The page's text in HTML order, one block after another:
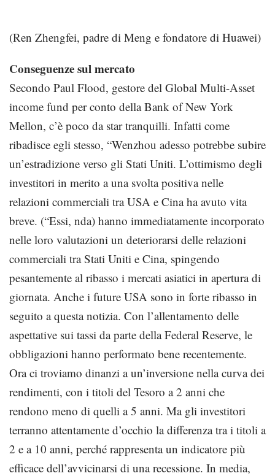
(Ren Zhengfei, padre di Meng e fondatore di Huawei)
Conseguenze sul mercato
Secondo Paul Flood, gestore del Global Multi-Asset
income fund per conto della Bank of New York
Mellon, c’è poco da star tranquilli. Infatti come
ribadisce egli stesso, “Wenzhou adesso potrebbe subire
un’estradizione verso gli Stati Uniti. L’ottimismo degli
investitori in merito a una svolta positiva nelle
relazioni commerciali tra USA e Cina ha avuto vita
breve. (“Essi, nda) hanno immediatamente incorporato
nelle loro valutazioni un deteriorarsi delle relazioni
commerciali tra Stati Uniti e Cina, spingendo
pesantemente al ribasso i mercati asiatici in apertura di
giornata. Anche i future USA sono in forte ribasso in
seguito a questa notizia. Con l’allentamento delle
aspettative sui tassi da parte della Federal Reserve, le
obbligazioni hanno performato bene recentemente.
Ora ci troviamo dinanzi a un’inversione nella curva dei
rendimenti, con i titoli del Tesoro a 2 anni che
rendono meno di quelli a 5 anni. Ma gli investitori
terranno attentamente d’occhio la differenza tra i titoli a
2 e a 10 anni, perché rappresenta un indicatore più
efficace dell’avvicinarsi di una recessione. In media,